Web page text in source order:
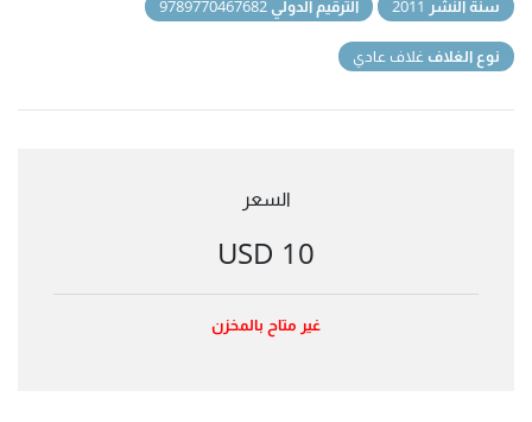
سنة النشر الترقيم الدولي
نوع الغلاف غلاف عادي
السعر
10 USD
غير متاح بالمخزن